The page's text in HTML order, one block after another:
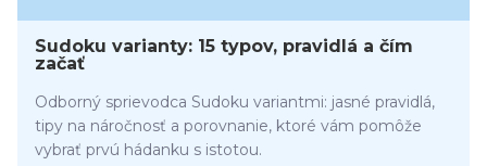
Sudoku varianty: 15 typov, pravidlá a čím
začať
Odborný sprievodca Sudoku variantmi: jasné pravidlá,
tipy na náročnosť a porovnanie, ktoré vám pomôže
vybrať prvú hádanku s istotou.